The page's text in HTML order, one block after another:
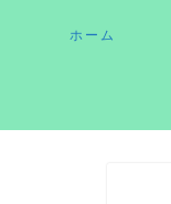
ホーム